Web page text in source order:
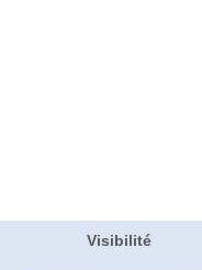
Visibilité